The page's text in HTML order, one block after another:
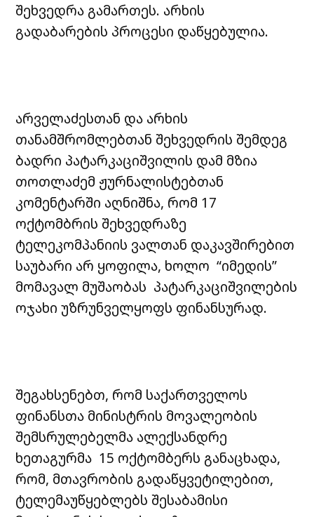
შეხვედრა გამართეს. არხის
გადაბარების პროცესი დაწყებულია.
არველაძესთან და არხის
თანამშრომლებთან შეხვედრის შემდეგ
ბადრი პატარკაციშვილის დამ მზია
თოთლაძემ ჟურნალისტებთან
კომენტარში აღნიშნა, რომ 17
ოქტომბრის შეხვედრაზე
ტელეკომპანიის ვალთან დაკავშირებით
საუბარი არ ყოფილა, ხოლო “იმედის”
მომავალ მუშაობას პატარკაციშვილების
ოჯახი უზრუნველყოფს ფინანსურად.
შეგახსენებთ, რომ საქართველოს
ფინანსთა მინისტრის მოვალეობის
შემსრულებელმა ალექსანდრე
ხეთაგურმა 15 ოქტომბერს განაცხადა,
რომ, მთავრობის გადაწყვეტილებით,
ტელემაუწყებლებს შესაბამისი